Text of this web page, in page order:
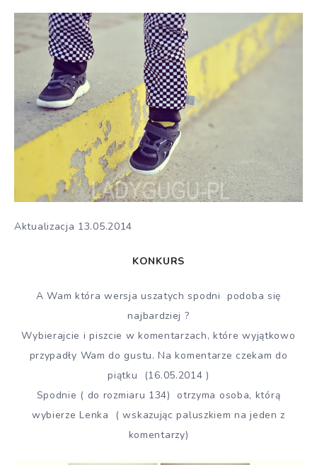
Aktualizacja 13.05.2014
KONKURS
A Wam która wersja uszatych spodni podoba się
najbardziej ?
Wybierajcie i piszcie w komentarzach, które wyjątkowo
przypadły Wam do gustu. Na komentarze czekam do
piątku (16.05.2014 )
Spodnie ( do rozmiaru 134) otrzyma osoba, którą
wybierze Lenka ( wskazując paluszkiem na jeden z
komentarzy)